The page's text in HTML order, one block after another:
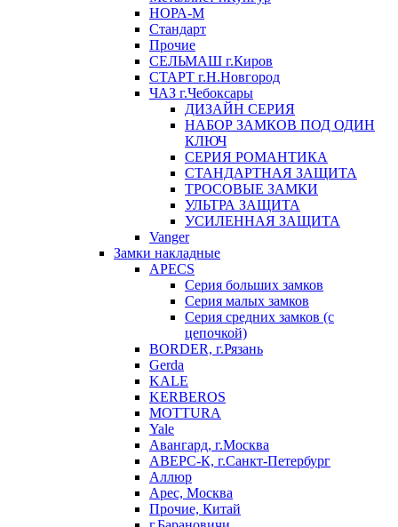
НОРА-М
Стандарт
Прочие
СЕЛЬМАШ г.Киров
СТАРТ г.Н.Новгород
ЧАЗ г.Чебоксары
ДИЗАЙН СЕРИЯ
НАБОР ЗАМКОВ ПОД ОДИН
КЛЮЧ
СЕРИЯ РОМАНТИКА
СТАНДАРТНАЯ ЗАЩИТА
ТРОСОВЫЕ ЗАМКИ
УЛЬТРА ЗАЩИТА
УСИЛЕННАЯ ЗАЩИТА
Vanger
Замки накладные
APECS
Серия больших замков
Серия малых замков
Серия средних замков (с
цепочкой)
BORDER, г.Рязань
Gerda
KALE
KERBEROS
MOTTURA
Yale
Авангард, г.Москва
АВЕРС-К, г.Санкт-Петербург
Аллюр
Арес, Москва
Прочие, Китай